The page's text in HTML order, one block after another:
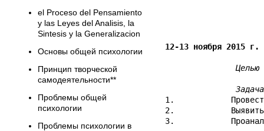
el Proceso del Pensamiento
y las Leyes del Analisis, la
Sintesis y la Generalizacion
Основы общей психологии
Принцип творческой
самодеятельности**
Проблемы общей
психологии
Проблемы психологии в
12-13 ноября 2015 г.
Целью
1.
2.
3.